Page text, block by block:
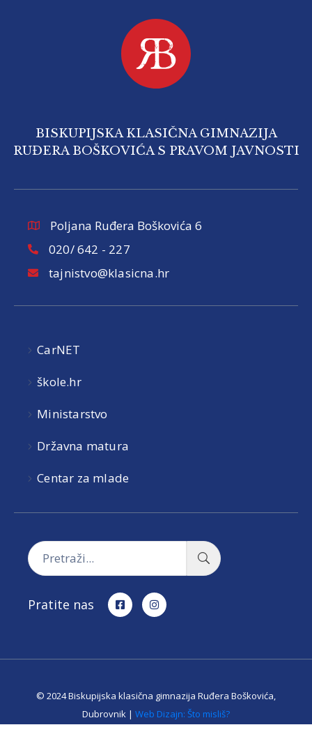
BISKUPIJSKA KLASIČNA GIMNAZIJA
RUĐERA BOŠKOVIĆA S PRAVOM JAVNOSTI
Poljana Ruđera Boškovića 6
020/ 642 - 227
tajnistvo@klasicna.hr
CarNET
škole.hr
Ministarstvo
Državna matura
Centar za mlade
Pratite nas
© 2024 Biskupijska klasična gimnazija Ruđera Boškovića,
Dubrovnik | Web Dizajn: Što misliš?